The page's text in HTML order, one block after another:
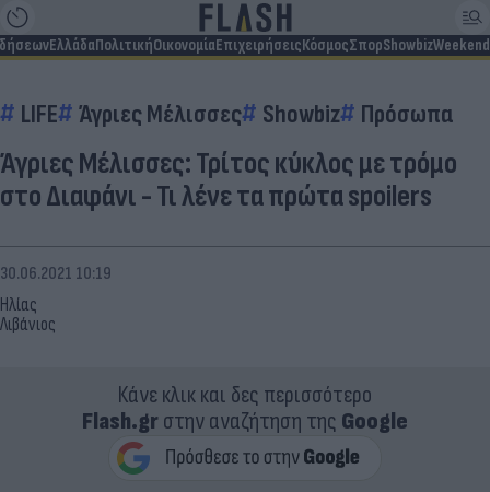
ΕλλάδαΠολιτικήΟικονομίαΕπιχειρήσειςΚόσμοςΣπορShowbizWeekend
LIFE Άγριες Μέλισσες Showbiz Πρόσωπα
Άγριες Μέλισσες: Τρίτος κύκλος με τρόμο
στο Διαφάνι - Τι λένε τα πρώτα spoilers
Ηλίας
Λιβάνιος
30.06.2021 10:19
Κάνε κλικ και δες περισσότερο
Flash.grστην αναζήτηση της Google